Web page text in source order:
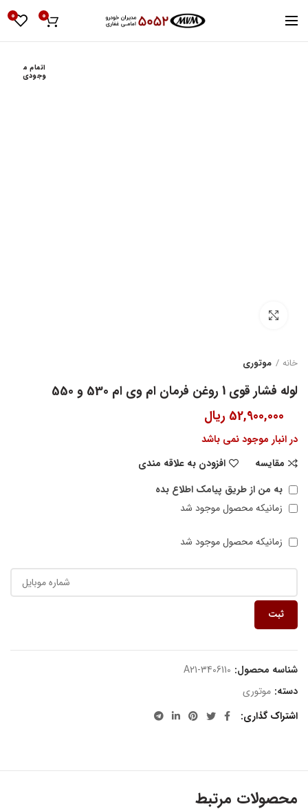
0
0
اتمام م
وجودی
خانه موتوری
لوله فشار قوی 1 روغن فرمان ام وی ام 530 و 550
52,900,000 ریال
در انبار موجود نمی باشد
مقایسه
افزودن به علاقه مندی
به من از طریق پیامک اطلاع بده
زمانیکه محصول موجود شد
زمانیکه محصول موجود شد
ثبت
شناسه محصول: A21-3406110
دسته: موتوری
اشتراک گذاری
محصولات مرتبط